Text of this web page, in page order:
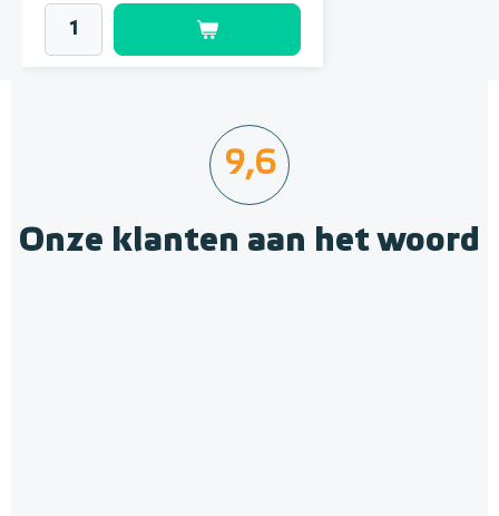
9,6
Onze klanten aan het woord